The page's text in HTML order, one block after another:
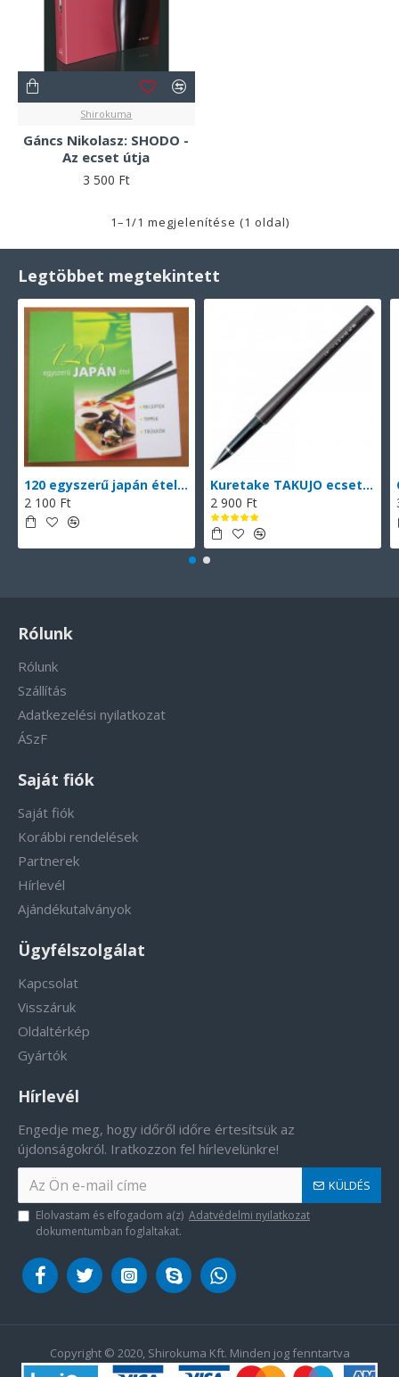
Shirokuma
Gáncs Nikolasz: SHODO -
Az ecset útja
3 500 Ft
1–1/1 megjelenítése (1 oldal)
Legtöbbet megtekintett
120 egyszerű japán étel (magyarul)
2 100 Ft
Kuretake TAKUJO ecsettoll No. 8 (DP150-8B), vékony hegyű ecsettoll, fekete tinta, 2 db cserélhető patronnal
2 900 Ft
Rólunk
Rólunk
Szállítás
Adatkezelési nyilatkozat
ÁSzF
Saját fiók
Saját fiók
Korábbi rendelések
Partnerek
Hírlevél
Ajándékutalványok
Ügyfélszolgálat
Kapcsolat
Visszáruk
Oldaltérkép
Gyártók
Hírlevél
Engedje meg, hogy időről időre értesítsük az
újdonságokról. Iratkozzon fel hírlevelünkre!
KÜLDÉS
Elolvastam és elfogadom a(z) Adatvédelmi nyilatkozat
dokumentumban foglaltakat.
Copyright © 2020, Shirokuma Kft. Minden jog fenntartva